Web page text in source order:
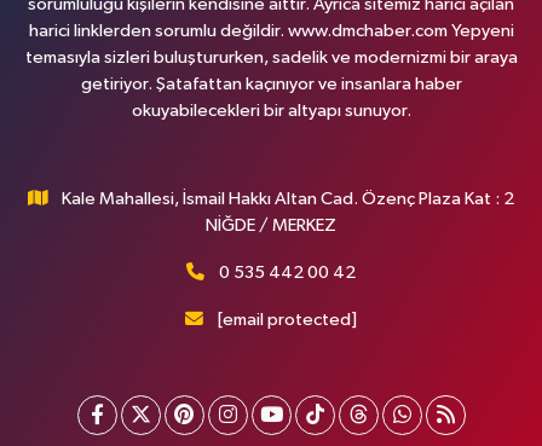
sorumluluğu kişilerin kendisine aittir. Ayrıca sitemiz harici açılan
harici linklerden sorumlu değildir. www.dmchaber.com Yepyeni
temasıyla sizleri buluştururken, sadelik ve modernizmi bir araya
getiriyor. Şatafattan kaçınıyor ve insanlara haber
okuyabilecekleri bir altyapı sunuyor.
Kale Mahallesi, İsmail Hakkı Altan Cad. Özenç Plaza Kat : 2
NİĞDE / MERKEZ
0 535 442 00 42
[email protected]